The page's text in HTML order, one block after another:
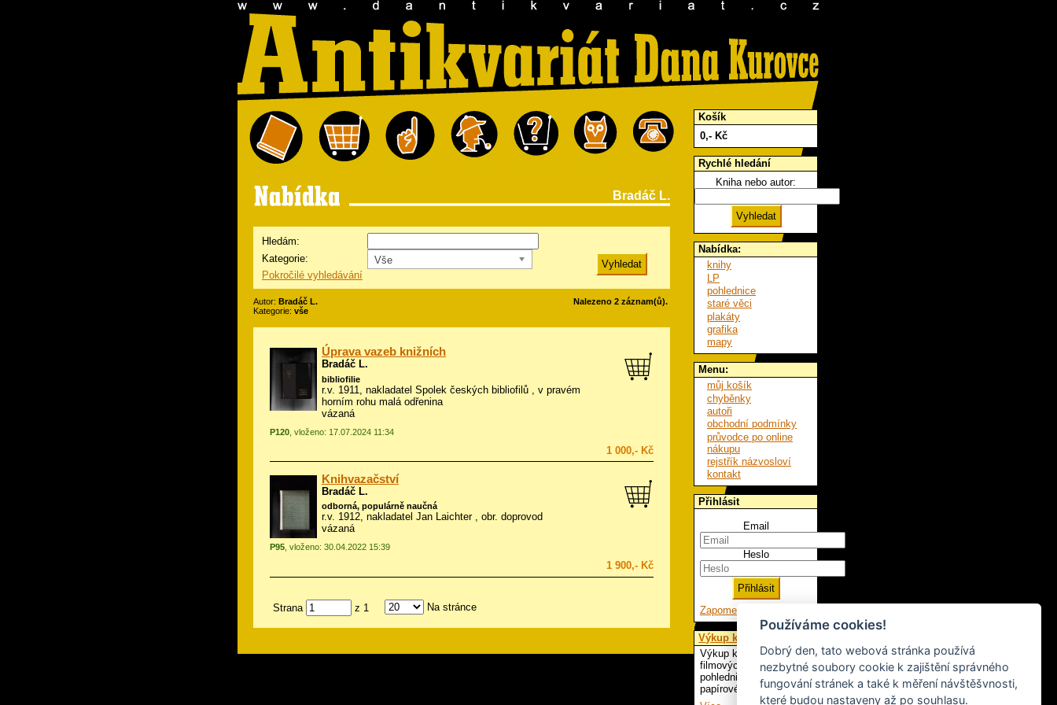
Bradáč L.
Hledám:
Kategorie:
Vše
Pokročilé vyhledávání
Autor: Bradáč L.
Kategorie: vše
Nalezeno 2 záznam(ů).
Úprava vazeb knižních
Bradáč L.
bibliofilie
r.v. 1911, nakladatel Spolek českých bibliofilů , v pravém
horním rohu malá odřenina
vázaná
P120 , vloženo: 17.07.2024 11:34
1 000,- Kč
Knihvazačství
Bradáč L.
odborná, populárně naučná
r.v. 1912, nakladatel Jan Laichter , obr. doprovod
vázaná
P95 , vloženo: 30.04.2022 15:39
1 900,- Kč
Strana z 1 Na stránce
Košík
0,- Kč
Rychlé hledání
Kniha nebo autor:
Nabídka:
knihy
LP
pohlednice
staré věci
plakáty
grafika
mapy
Menu:
můj košík
chyběnky
autoři
obchodní podmínky
průvodce po online
nákupu
rejstřík názvosloví
kontakt
Přihlásit
Email
Heslo
Zapomenuté heslo
Výkup knih
Výkup knih, LP,
filmových plakátů,
pohlednic a ostatního
papírového artiklu.
Používáme cookies!
Dobrý den, tato webová stránka používá
nezbytné soubory cookie k zajištění správného
fungování stránek a také k měření návštěšvnosti,
které budou nastaveny až po souhlasu.